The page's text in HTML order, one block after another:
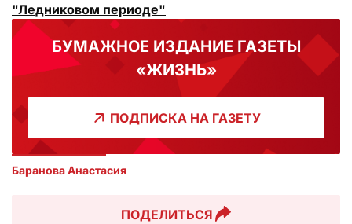
"Ледниковом периоде"
БУМАЖНОЕ ИЗДАНИЕ ГАЗЕТЫ
«ЖИЗНЬ»
ПОДПИСКА НА ГАЗЕТУ
Баранова Анастасия
ПОДЕЛИТЬСЯ